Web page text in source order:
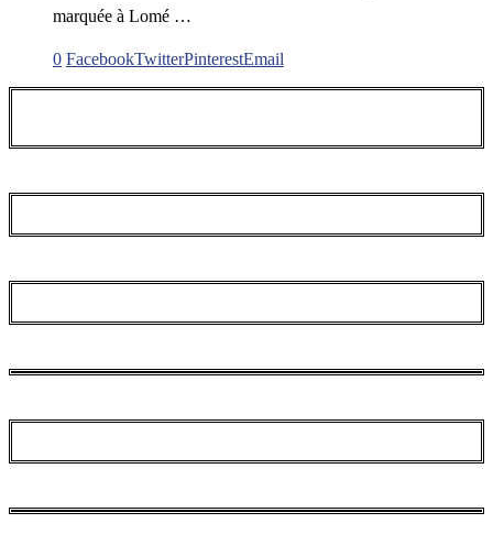
marquée à Lomé …
0 FacebookTwitterPinterestEmail